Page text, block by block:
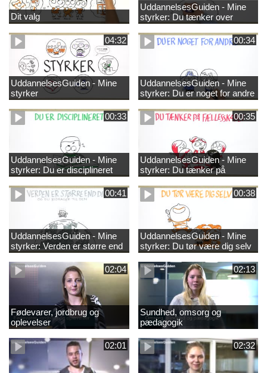
Dit valg
UddannelsesGuiden - Mine
styrker: Du tænker over
tingene
04:32
UddannelsesGuiden - Mine
styrker
00:34
UddannelsesGuiden - Mine
styrker: Du er noget for andre
00:33
UddannelsesGuiden - Mine
styrker: Du er disciplineret
00:35
UddannelsesGuiden - Mine
styrker: Du tænker på
fællesskabet
00:41
UddannelsesGuiden - Mine
styrker: Verden er større end
dig og du bidrager til den
00:38
UddannelsesGuiden - Mine
styrker: Du tør være dig selv
02:04
Fødevarer, jordbrug og
oplevelser
02:13
Sundhed, omsorg og
pædagogik
02:01 02:32